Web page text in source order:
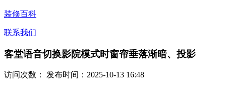
装修百科
联系我们
客堂语音切换影院模式时窗帘垂落渐暗、投影
访问次数： 发布时间：2025-10-13 16:48